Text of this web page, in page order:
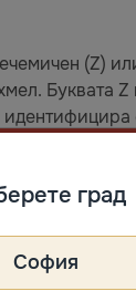
(Z)
Буквата Z
от
град
София